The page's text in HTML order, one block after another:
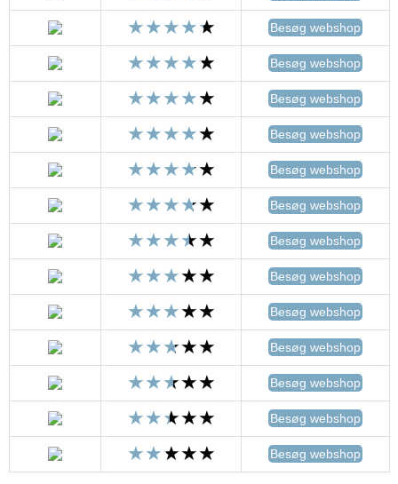
Besøg webshop
Besøg webshop
Besøg webshop
Besøg webshop
Besøg webshop
Besøg webshop
Besøg webshop
Besøg webshop
Besøg webshop
Besøg webshop
Besøg webshop
Besøg webshop
Besøg webshop